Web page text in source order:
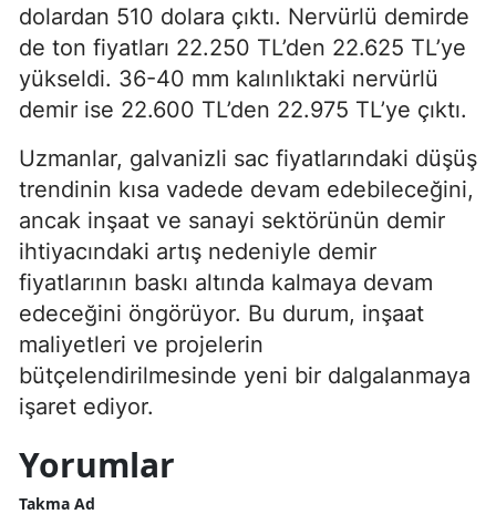
dolardan 510 dolara çıktı. Nervürlü demirde
de ton fiyatları 22.250 TL’den 22.625 TL’ye
yükseldi. 36-40 mm kalınlıktaki nervürlü
demir ise 22.600 TL’den 22.975 TL’ye çıktı.
Uzmanlar, galvanizli sac fiyatlarındaki düşüş
trendinin kısa vadede devam edebileceğini,
ancak inşaat ve sanayi sektörünün demir
ihtiyacındaki artış nedeniyle demir
fiyatlarının baskı altında kalmaya devam
edeceğini öngörüyor. Bu durum, inşaat
maliyetleri ve projelerin
bütçelendirilmesinde yeni bir dalgalanmaya
işaret ediyor.
Yorumlar
Takma Ad